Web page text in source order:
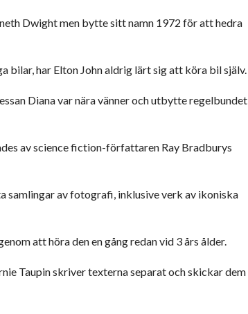
Dwight men bytte sitt namn 1972 för att hedra
bilar, har Elton John aldrig lärt sig att köra bil själv.
Diana var nära vänner och utbytte regelbundet
av science fiction-författaren Ray Bradburys
samlingar av fotografi, inklusive verk av ikoniska
att höra den en gång redan vid 3 års ålder.
Taupin skriver texterna separat och skickar dem